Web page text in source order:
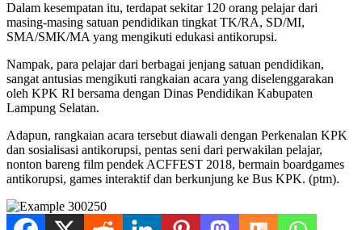
Dalam kesempatan itu, terdapat sekitar 120 orang pelajar dari
masing-masing satuan pendidikan tingkat TK/RA, SD/MI,
SMA/SMK/MA yang mengikuti edukasi antikorupsi.
Nampak, para pelajar dari berbagai jenjang satuan pendidikan,
sangat antusias mengikuti rangkaian acara yang diselenggarakan
oleh KPK RI bersama dengan Dinas Pendidikan Kabupaten
Lampung Selatan.
Adapun, rangkaian acara tersebut diawali dengan Perkenalan KPK
dan sosialisasi antikorupsi, pentas seni dari perwakilan pelajar,
nonton bareng film pendek ACFFEST 2018, bermain boardgames
antikorupsi, games interaktif dan berkunjung ke Bus KPK. (ptm).